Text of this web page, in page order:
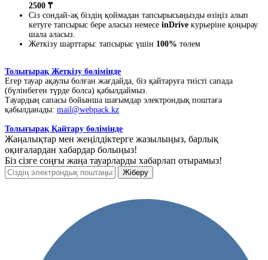
2500 ₸
Сіз сондай-ақ біздің қоймадан тапсырысыңызды өзіңіз алып
кетуге тапсырыс бере аласыз немесе inDrive курьеріне қоңырау
шала аласыз.
Жеткізу шарттары: тапсырыс үшін 100% төлем
Толығырақ Жеткізу бөлімінде
Егер тауар ақаулы болған жағдайда, біз қайтаруға тиісті сапада
(бүлінбеген түрде болса) қабылдаймыз.
Тауардың сапасы бойынша шағымдар электрондық поштаға
қабылданады: mail@webpack.kz
Толығырақ Қайтару бөлімінде
Жаңалықтар мен жеңілдіктерге жазылыңыз, барлық
оқиғалардан хабардар болыңыз!
Біз сізге соңғы жаңа тауарларды хабарлап отырамыз!